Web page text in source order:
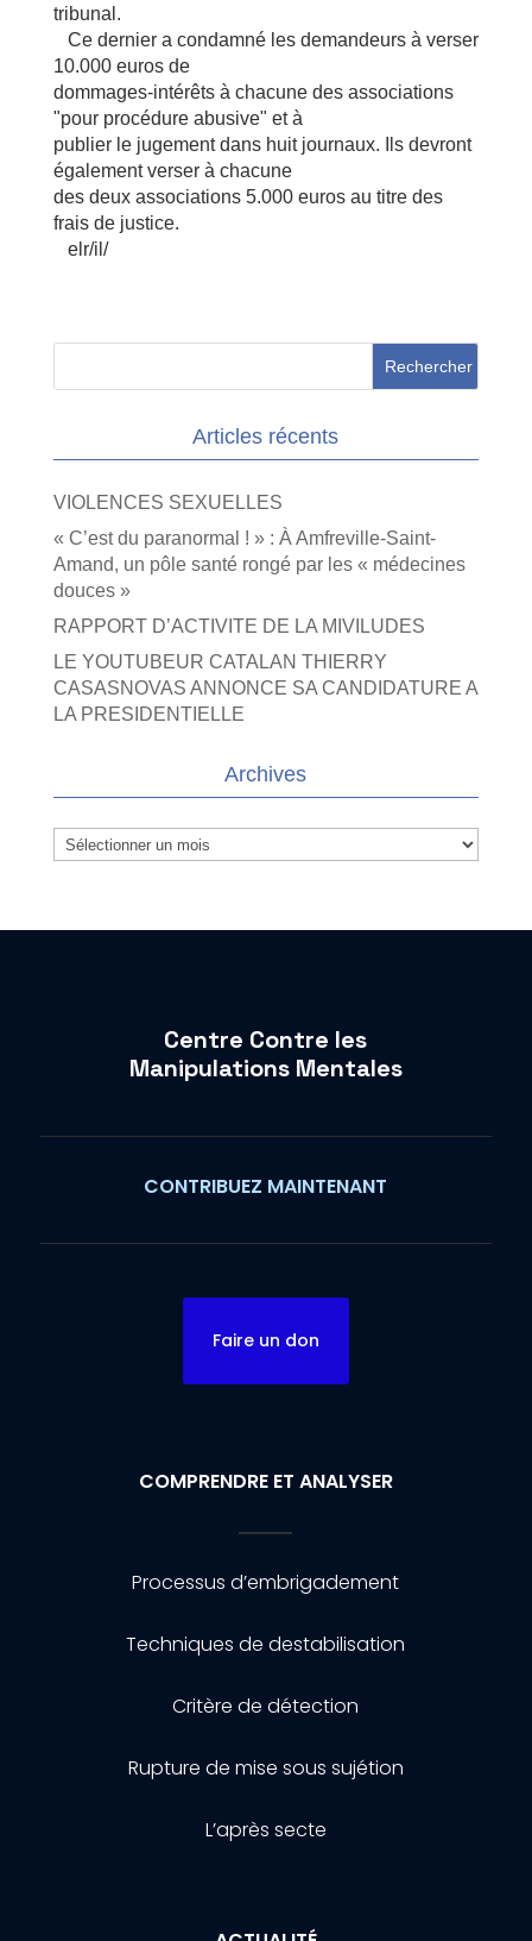
tribunal.
Ce dernier a condamné les demandeurs à verser
10.000 euros de
dommages-intérêts à chacune des associations
"pour procédure abusive" et à
publier le jugement dans huit journaux. Ils devront
également verser à chacune
des deux associations 5.000 euros au titre des
frais de justice.
elr/il/
Articles récents
VIOLENCES SEXUELLES
« C’est du paranormal ! » : À Amfreville-Saint-
Amand, un pôle santé rongé par les « médecines
douces »
RAPPORT D’ACTIVITE DE LA MIVILUDES
LE YOUTUBEUR CATALAN THIERRY
CASASNOVAS ANNONCE SA CANDIDATURE A
LA PRESIDENTIELLE
Archives
Archives
Centre Contre les
Manipulations Mentales
CONTRIBUEZ MAINTENANT
Faire un don
COMPRENDRE ET ANALYSER
Processus d’embrigadement
Techniques de destabilisation
Critère de détection
Rupture de mise sous sujétion
L’après secte